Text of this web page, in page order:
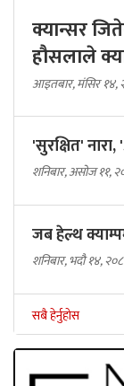
क्यान्सर
हौसलाले
आइतबार, मंसिर १४,
'सुरक्षित'
शनिबार, असोज ११,
जब हेल्थ
शनिबार, भदौ १४,
सबै हेर्नुहोस